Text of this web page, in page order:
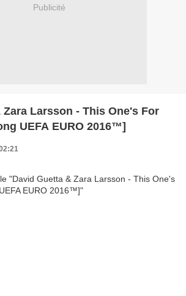
Publicité
Zara Larsson - This One's For
UEFA EURO 2016™]